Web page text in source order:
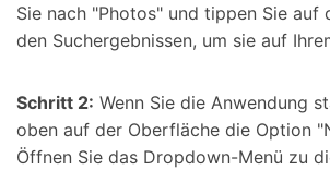
Sie nach "Photos" und tippen Sie auf
den Suchergebnissen, um sie auf
Schritt 2: Wenn Sie die Anwendung
oben auf der Oberfläche die Option
Öffnen Sie das Dropdown-Menü zu